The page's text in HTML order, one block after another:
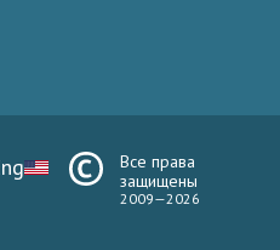
Все права
защищены
2009—2026